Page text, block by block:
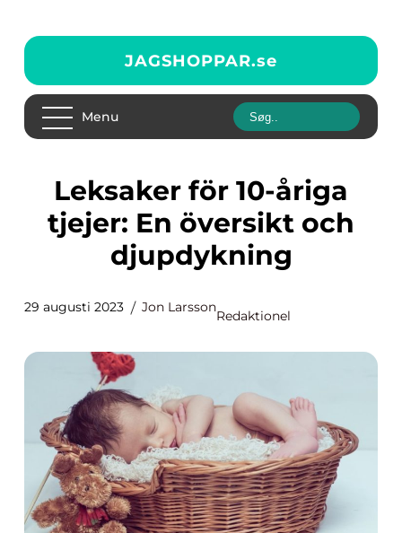
JAGSHOPPAR.se
Menu
Leksaker för 10-åriga
tjejer: En översikt och
djupdykning
29 augusti 2023 Jon Larsson
Redaktionel